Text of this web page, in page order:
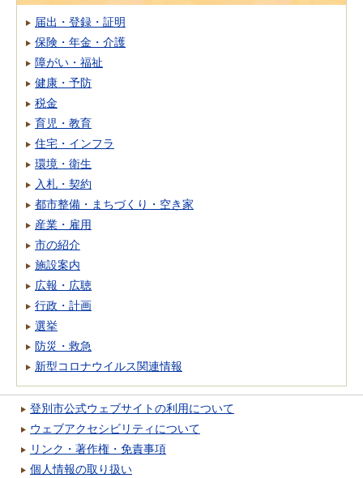
届出・登録・証明
保険・年金・介護
障がい・福祉
健康・予防
税金
育児・教育
住宅・インフラ
環境・衛生
入札・契約
都市整備・まちづくり・空き家
産業・雇用
市の紹介
施設案内
広報・広聴
行政・計画
選挙
防災・救急
新型コロナウイルス関連情報
登別市公式ウェブサイトの利用について
ウェブアクセシビリティについて
リンク・著作権・免責事項
個人情報の取り扱い